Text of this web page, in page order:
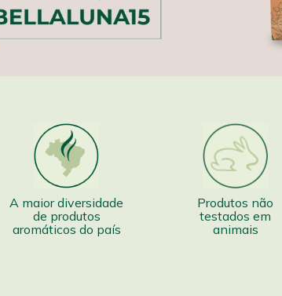
A maior diversidade
de produtos
aromáticos do país
Produtos não
testados em
animais